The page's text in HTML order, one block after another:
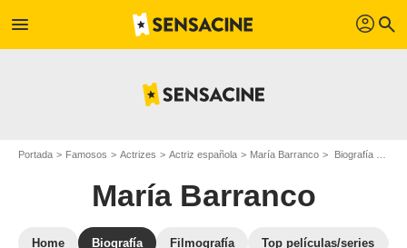
menu profil search
Portada Famosos Actrizes Actriz española María Barranco Biografía María Barranco
María Barranco
Home Biografía Filmografía Top películas/series